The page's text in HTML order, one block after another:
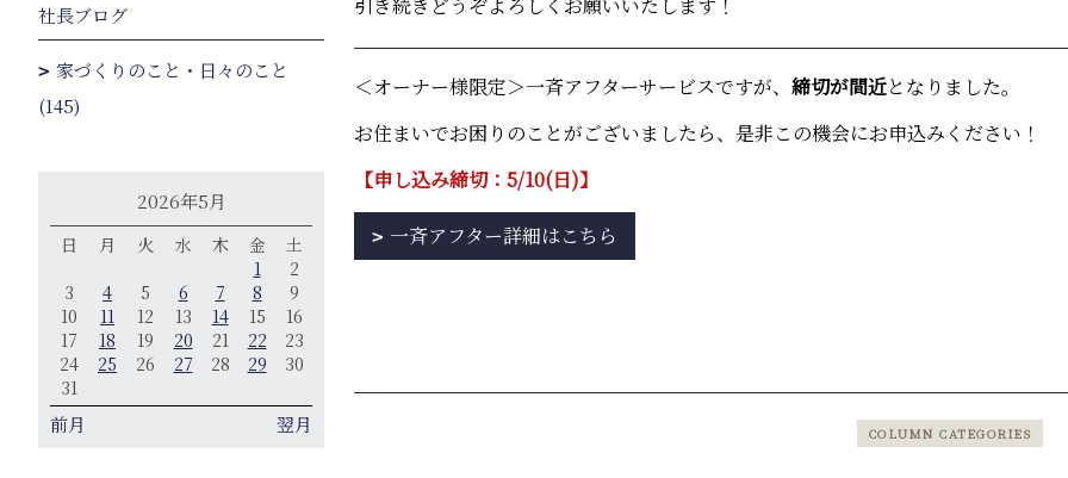
＜オーナー様限定＞一斉アフターサービスですが、 締切が間近となりました。
お住まいでお困りのことがございましたら、是非この機会にお申込みください！
【申し込み締切：5/10(日)】
一斉アフター詳細はこちら
COLUMN CATEGORIES
社長ブログ
家づくりのこと・日々のこと
(145)
2026年5月
日 月 火 水 木 金
土
1
2
3
4 5 6 7 8
9
10
11 12 13 14 15
16
17
18 19 20 21 22
23
24
25 26 27 28 29
30
31
前月 翌月